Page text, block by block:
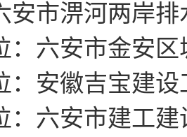
安市淠河两岸
六安市金安
：安徽吉宝建
：六安市建工